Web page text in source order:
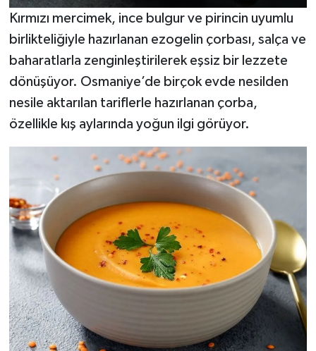
Kırmızı mercimek, ince bulgur ve pirincin uyumlu
birlikteliğiyle hazırlanan ezogelin çorbası, salça ve
baharatlarla zenginleştirilerek eşsiz bir lezzete
dönüşüyor. Osmaniye’de birçok evde nesilden
nesile aktarılan tariflerle hazırlanan çorba,
özellikle kış aylarında yoğun ilgi görüyor.